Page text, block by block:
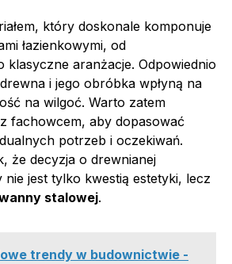
który doskonale komponuje
łazienkowymi, od
klasyczne aranżacje. Odpowiednio
i jego obróbka wpłyną na
na wilgoć. Warto zatem
fachowcem, aby dopasować
potrzeb i oczekiwań.
że decyzja o drewnianej
nie jest tylko kwestią estetyki, lecz
stalowej.
trendy w budownictwie -